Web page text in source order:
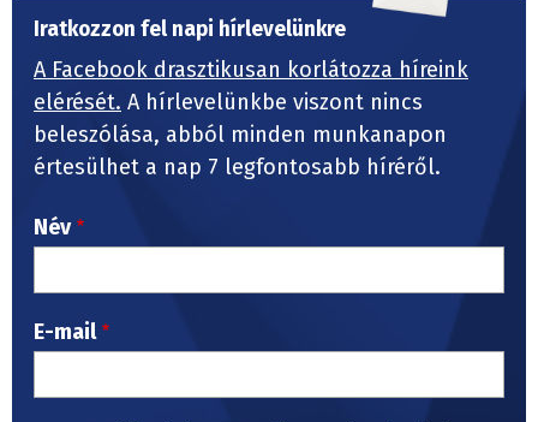
Iratkozzon fel napi hírlevelünkre
A Facebook drasztikusan korlátozza híreink
elérését. A hírlevelünkbe viszont nincs
beleszólása, abból minden munkanapon
értesülhet a nap 7 legfontosabb híréről.
Név
E-mail